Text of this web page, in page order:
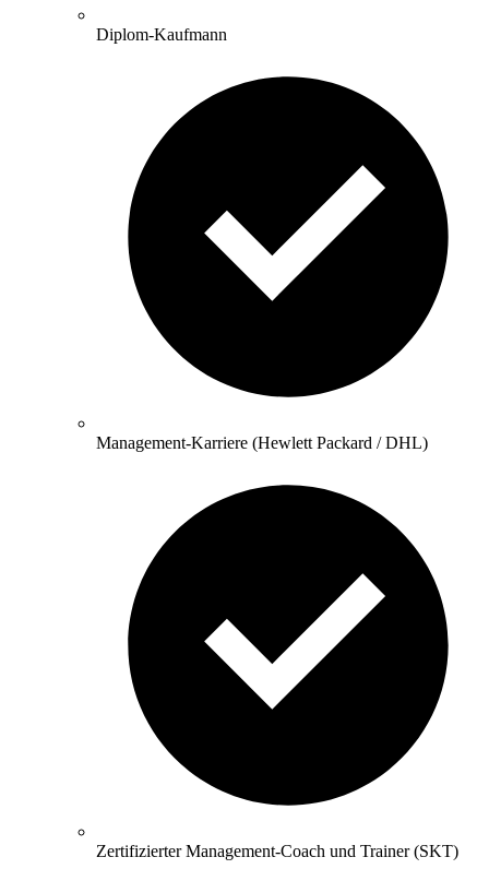
Diplom-Kaufmann
Management-Karriere (Hewlett Packard / DHL)
Zertifizierter Management-Coach und Trainer (SKT)